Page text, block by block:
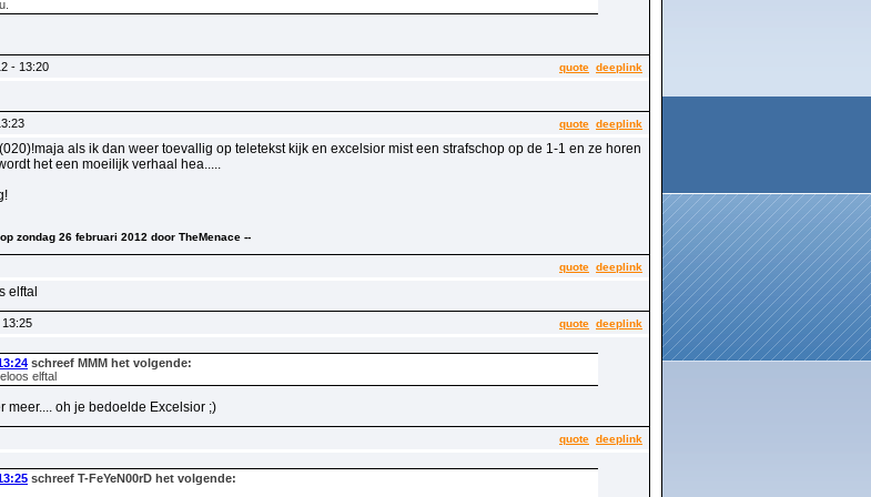
- 13:20 quote deeplink
quote deeplink
als ik dan weer toevallig op teletekst kijk en excelsior mist een strafschop op de 1-1 en ze horen
het een moeilijk verhaal hea.....
zondag 26 februari 2012 door TheMenace --
quote deeplink
elftal
quote deeplink
schreef MMM het volgende:
elftal
meer.... oh je bedoelde Excelsior ;)
quote deeplink
schreef T-FeYeN00rD het volgende: